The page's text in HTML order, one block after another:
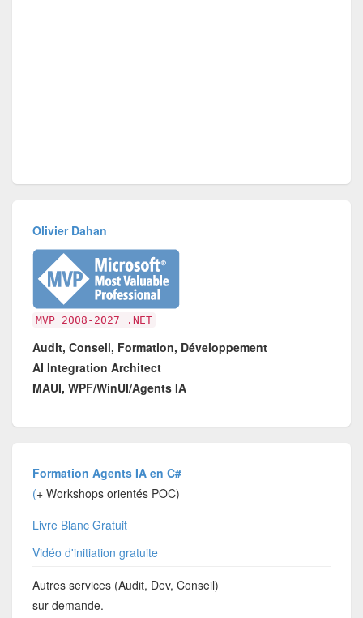
Olivier Dahan
MVP 2008-2027 .NET
Audit, Conseil, Formation, Développement
AI Integration Architect
MAUI, WPF/WinUI/Agents IA
Formation Agents IA en C#
(+ Workshops orientés POC)
Livre Blanc Gratuit
Vidéo d'initiation gratuite
Autres services (Audit, Dev, Conseil)
sur demande.